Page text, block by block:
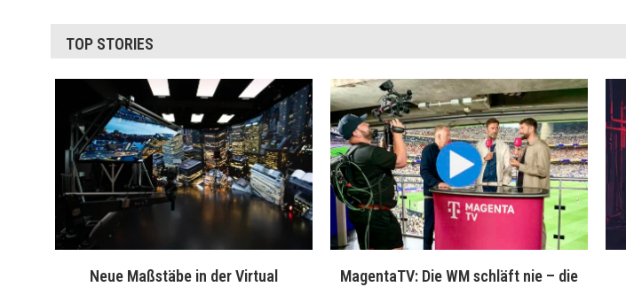
TOP STORIES
Neue Maßstäbe in der Virtual
MagentaTV: Die WM schläft nie – die